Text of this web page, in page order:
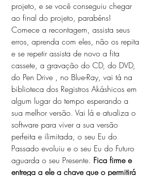
projeto, e se você conseguiu chegar
ao final do projeto, parabéns!
Comece a recontagem, assista seus
erros, aprenda com eles, não os repita
e se repetir assista de novo a fita
cassete, a gravação do CD, do DVD,
do Pen Drive , no Blue-Ray, vai tá na
biblioteca dos Registros Akáshicos em
algum lugar do tempo esperando a
sua melhor versão. Vai lá e atualiza o
software para viver a sua versão
perfeita e ilimitada, o seu Eu do
Passado evoluiu e o seu Eu do Futuro
aguarda o seu Presente. Fica firme e
entrega a ele a chave que o permitirá